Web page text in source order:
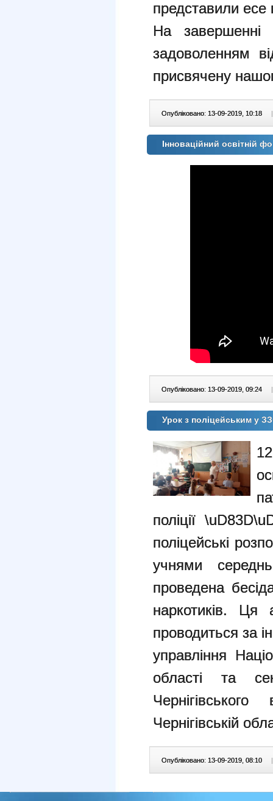
представили
На завершенні
задоволенням
присвячену
Опубліковано: 13-09-2019, 10:18 |
Інноваційний освітній
Опубліковано: 13-09-2019, 09:24 |
Урок з поліцейським у
поліції
поліцейські
учнями
проведена
наркотиків. Ця
проводиться за
управління
області та
Чернігівській
Опубліковано: 13-09-2019, 08:10 |